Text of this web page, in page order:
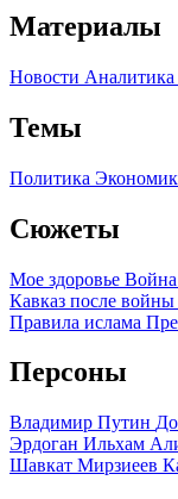
Материалы
Новости Аналитика
Темы
Политика
Сюжеты
Мое здоровье
Кавказ после войны
Правила ислама
Персоны
Владимир Путин
Эрдоган Ильхам
Шавкат Мирзиеев